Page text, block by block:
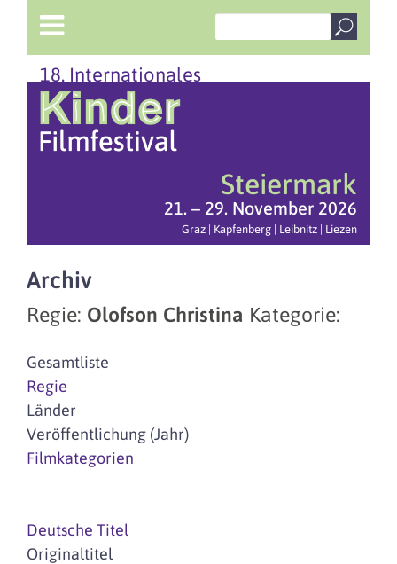
18. Internationales
Steiermark
21. – 29. November 2026
Graz | Kapfenberg | Leibnitz | Liezen
Archiv
Regie: Olofson Christina Kategorie:
Gesamtliste
Regie
Länder
Veröffentlichung (Jahr)
Filmkategorien
Deutsche Titel
Originaltitel